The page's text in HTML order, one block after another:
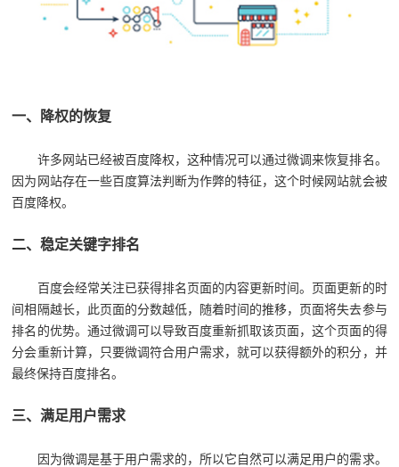
一、降权的恢复
许多网站已经被百度降权，这种情况可以通过微调来恢复排名。
因为网站存在一些百度算法判断为作弊的特征，这个时候网站就会被
百度降权。
二、稳定关键字排名
百度会经常关注已获得排名页面的内容更新时间。页面更新的时
间相隔越长，此页面的分数越低，随着时间的推移，页面将失去参与
排名的优势。通过微调可以导致百度重新抓取该页面，这个页面的得
分会重新计算，只要微调符合用户需求，就可以获得额外的积分，并
最终保持百度排名。
三、满足用户需求
因为微调是基于用户需求的，所以它自然可以满足用户的需求。